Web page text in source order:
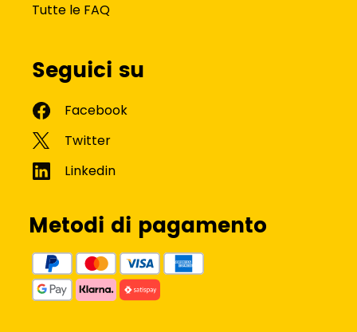
Tutte le FAQ
Seguici su
Metodi di pagamento